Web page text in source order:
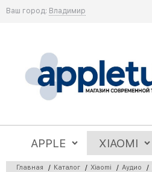
Ваш город: Владимир
APPLE XIAOMI
Главная / Каталог / Xiaomi / Аудио /